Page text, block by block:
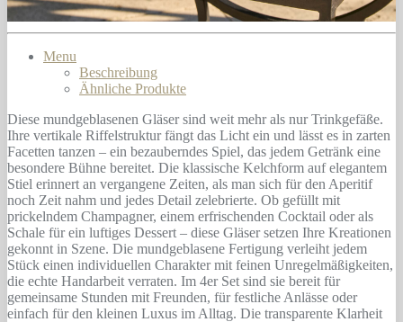
Menu
Beschreibung
Ähnliche Produkte
Diese mundgeblasenen Gläser sind weit mehr als nur Trinkgefäße.
Ihre vertikale Riffelstruktur fängt das Licht ein und lässt es in zarten
Facetten tanzen – ein bezauberndes Spiel, das jedem Getränk eine
besondere Bühne bereitet. Die klassische Kelchform auf elegantem
Stiel erinnert an vergangene Zeiten, als man sich für den Aperitif
noch Zeit nahm und jedes Detail zelebrierte. Ob gefüllt mit
prickelndem Champagner, einem erfrischenden Cocktail oder als
Schale für ein luftiges Dessert – diese Gläser setzen Ihre Kreationen
gekonnt in Szene. Die mundgeblasene Fertigung verleiht jedem
Stück einen individuellen Charakter mit feinen Unregelmäßigkeiten,
die echte Handarbeit verraten. Im 4er Set sind sie bereit für
gemeinsame Stunden mit Freunden, für festliche Anlässe oder
einfach für den kleinen Luxus im Alltag. Die transparente Klarheit